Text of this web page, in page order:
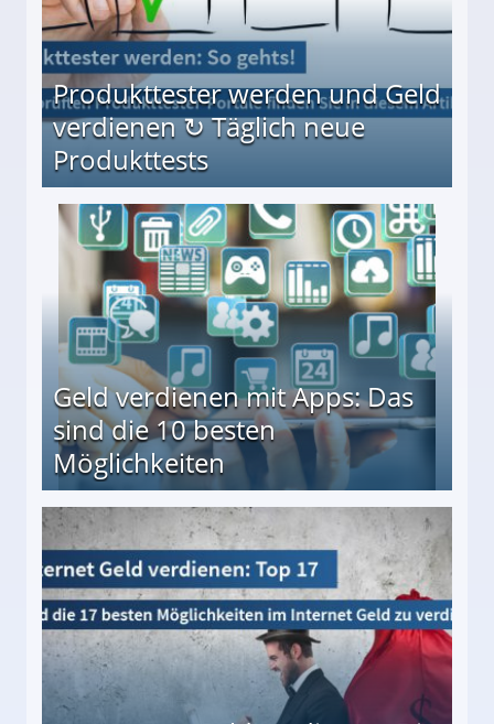
Produkttester werden und Geld
verdienen ↻ Täglich neue
Produkttests
↻ Täglich neue Produkttests
Geld verdienen mit Apps: Das
sind die 10 besten
Möglichkeiten
besten Möglichkeiten